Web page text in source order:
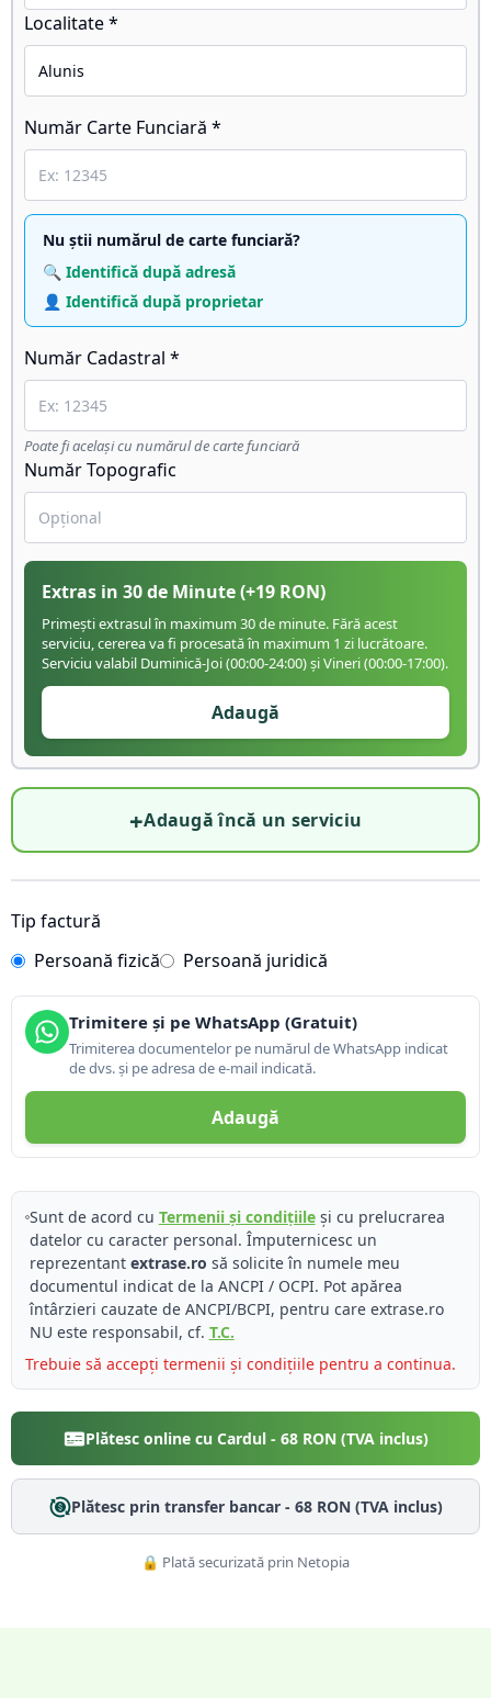
Localitate *
Număr Carte Funciară *
Nu știi numărul de carte funciară?
🔍 Identifică după adresă
👤 Identifică după proprietar
Număr Cadastral *
Poate fi același cu numărul de carte funciară
Număr Topografic
Extras in 30 de Minute(+19 RON)
Primești extrasul în maximum 30 de minute. Fără acest
serviciu, cererea va fi procesată în maximum 1 zi lucrătoare.
Serviciu valabil Duminică-Joi (00:00-24:00) și Vineri (00:00-17:00).
Adaugă
+Adaugă încă un serviciu
Tip factură
Persoană fizică
Persoană juridică
Trimitere și pe WhatsApp (Gratuit)
Trimiterea documentelor pe numărul de WhatsApp indicat
de dvs. și pe adresa de e-mail indicată.
Adaugă
Sunt de acord cu Termenii și condițiileși cu prelucrarea
datelor cu caracter personal. Împuternicesc un
reprezentant extrase.ro să solicite în numele meu
documentul indicat de la ANCPI / OCPI. Pot apărea
întârzieri cauzate de ANCPI/BCPI, pentru care extrase.ro
NU este responsabil, cf. T.C.
Trebuie să accepți termenii și condițiile pentru a continua.
Plătesc online cu Cardul - 68RON (TVA inclus)
Plătesc prin transfer bancar - 68RON (TVA inclus)
🔒 Plată securizată prin Netopia